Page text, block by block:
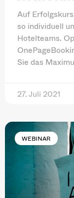
Auf
so individuell
Hotelteams.
Sie das
27. Juli 2021
WEBINAR